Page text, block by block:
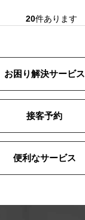
20件あります
お困り解決サービス
接客予約
便利なサービス